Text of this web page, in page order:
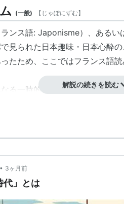
(一般) 【 じゃぽにずむ】
ンス語: Japonisme）、あるい
見られた日本趣味・日本心酔
たため、ここではフランス語
る一時的な流行ではなく、当
見られている。特に19世紀中
解説の続きを読む
• 3ヶ月前
代」とは